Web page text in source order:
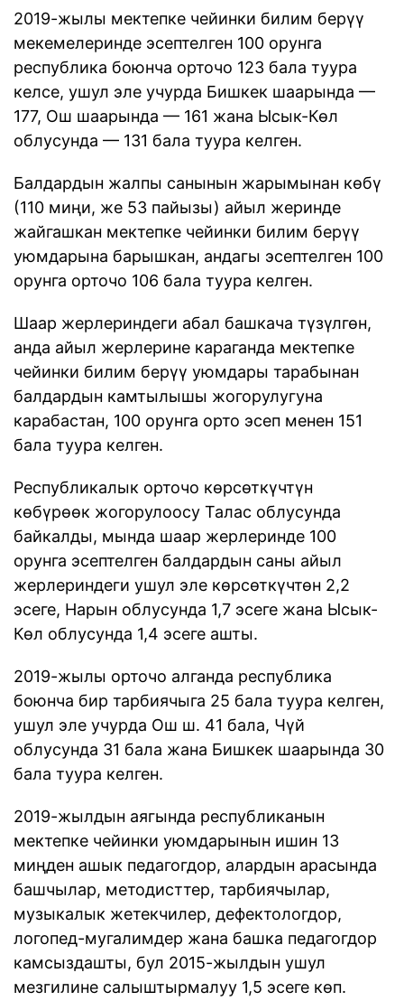
2019-жылы мектепке чейинки билим берүү
мекемелеринде эсептелген 100 орунга
республика боюнча орточо 123 бала туура
келсе, ушул эле учурда Бишкек шаарында —
177, Ош шаарында — 161 жана Ысык-Көл
облусунда — 131 бала туура келген.
Балдардын жалпы санынын жарымынан көбү
(110 миңи, же 53 пайызы) айыл жеринде
жайгашкан мектепке чейинки билим берүү
уюмдарына барышкан, андагы эсептелген 100
орунга орточо 106 бала туура келген.
Шаар жерлериндеги абал башкача түзүлгөн,
анда айыл жерлерине караганда мектепке
чейинки билим берүү уюмдары тарабынан
балдардын камтылышы жогорулугуна
карабастан, 100 орунга орто эсеп менен 151
бала туура келген.
Республикалык орточо көрсөткүчтүн
көбүрөөк жогорулоосу Талас облусунда
байкалды, мында шаар жерлеринде 100
орунга эсептелген балдардын саны айыл
жерлериндеги ушул эле көрсөткүчтөн 2,2
эсеге, Нарын облусунда 1,7 эсеге жана Ысык-
Көл облусунда 1,4 эсеге ашты.
2019-жылы орточо алганда республика
боюнча бир тарбиячыга 25 бала туура келген,
ушул эле учурда Ош ш. 41 бала, Чүй
облусунда 31 бала жана Бишкек шаарында 30
бала туура келген.
2019-жылдын аягында республиканын
мектепке чейинки уюмдарынын ишин 13
миңден ашык педагогдор, алардын арасында
башчылар, методисттер, тарбиячылар,
музыкалык жетекчилер, дефектологдор,
логопед-мугалимдер жана башка педагогдор
камсыздашты, бул 2015-жылдын ушул
мезгилине салыштырмалуу 1,5 эсеге көп.